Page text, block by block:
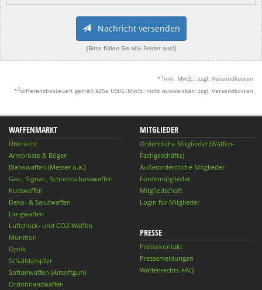
Nachricht versenden
(Bitte füllen Sie alle Felder aus!)
* 1 inkl. MwSt.; zzgl. Versandkosten
*2differenzbesteuert gemäß §25a UStG.;MwSt. nicht ausweisbar; zzgl. Versandkosten
WAFFENMARKT
Übersicht
Armbrüste & Bögen
Blankwaffen (Messer u.ä.)
Gas-, Signal-, Schreckschusswaffen
Kurzwaffen
Deko- & Salutwaffen
Langwaffen
Luftdruck- und CO2-Waffen
Munition
Optik
Schalldämpfer
Softairwaffen (Airsoftgun)
Ordonnanzwaffen
MITGLIEDER
Ordentliche Mitglieder (Waffen-
Fachgeschäfte)
Außerordentliche Mitglieder
Fördermitglieder
Mitgliedschaft
Login für Mitglieder
PRESSE
Pressekontakt
Pressemeldungen
Waffenrechts-FAQ